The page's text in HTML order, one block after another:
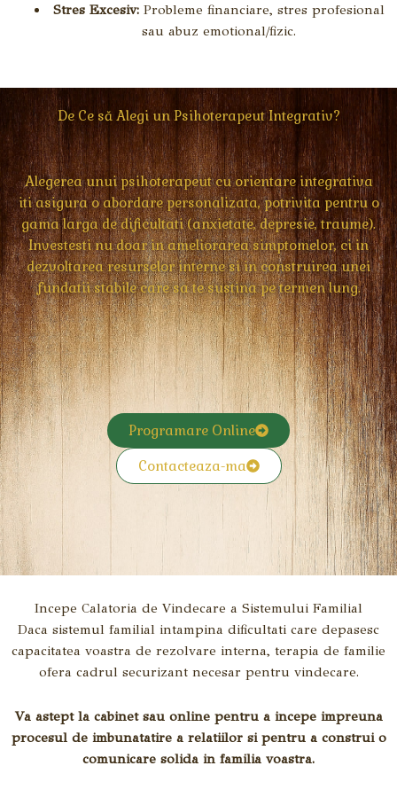
Stres Excesiv:Probleme financiare, stres profesional
sau abuz emotional/fizic.
De Ce să Alegi un Psihoterapeut Integrativ?
Alegerea unui psihoterapeut cu orientare integrativa
iti asigura o abordare personalizata,potrivita pentru o
gama larga de dificultati (anxietate,depresie,traume).
Investesti nu doar in ameliorarea simptomelor,ci in
dezvoltarea resurselor interne si in construirea unei
fundatii stabile care sa te sustina pe termen lung.
Programare Online
Contacteaza-ma
Incepe Calatoria de Vindecare a Sistemului Familial
Daca sistemul familial intampina dificultati care depasesc
capacitatea voastra de rezolvare interna, terapia de familie
ofera cadrul securizant necesar pentru vindecare.
Va astept la cabinet sau online pentru a incepe impreuna
procesul de imbunatatire a relatiilor si pentru a construi o
comunicare solida in familia voastra.